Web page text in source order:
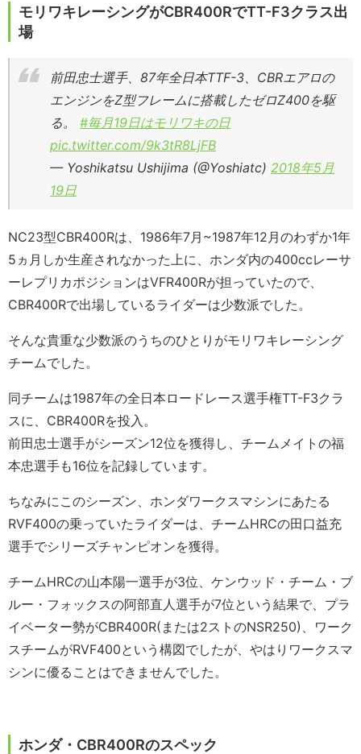
モリワキレーシングがCBR400RでTT-F3クラス出
場
前田忠士選手、87年全日本TTF-3、CBRエアロの
エンジンをZ型フレームに搭載したゼロZ400を駆
る。 #毎月19日はモリワキの日
pic.twitter.com/9k3tR8LjFB
— Yoshikatsu Ushijima (@Yoshiatc) 2018年5月
19日
NC23型CBR400Rは、1986年7月~1987年12月のわずか1年
5ヵ月しか生産されなかった上に、ホンダ内の400ccレーサ
ーレプリカポジションはVFR400Rが担っていたので、
CBR400Rで出場しているライダーは少数派でした。
そんな貴重な少数派のうちのひとりがモリワキレーシング
チームでした。
同チームは1987年の全日本ロードレース選手権TT-F3クラ
スに、CBR400Rを投入。
前田忠士選手がシーズン12位を獲得し、チームメイトの福
本忠選手も16位を記録しています。
ちなみにこのシーズン、ホンダワークスマシンにあたる
RVF400の乗っていたライダーは、チームHRCの田口益充
選手でシリーズチャンピオンを獲得。
チームHRCの山本陽一選手が3位、ケンウッド・チーム・ブ
ルー・フォックスの阿部直人選手が7位という結果で、プラ
イベーター勢がCBR400R(または2ストのNSR250)、ワーク
スチームがRVF400という構図でしたが、やはりワークスマ
シンに優ることはできませんでした。
ホンダ・CBR400Rのスペック